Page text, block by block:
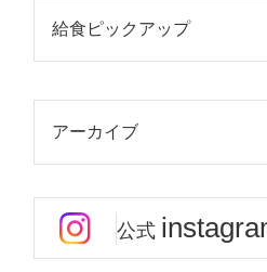
給食ピックアップ
アーカイブ
公式